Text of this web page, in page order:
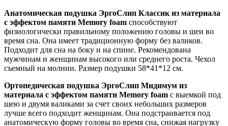
Анатомическая подушка ЭргоСлип Классик из материала
с эффектом памяти Memory foam способствуют
физиологически правильному положению головы и шеи во
время сна. Она имеет традиционную форму без валиков.
Подходит для сна на боку и на спине. Рекомендована
мужчинам и женщинам высокого или среднего роста. Чехол
съемный на молнии. Размер подушки 58*41*12 см.
Ортопедическая подушка ЭргоСлип Мидимум из
материала с эффектом памяти Memory foam с выемкой под
шею и двумя валиками за счет своих небольших размеров
лучше всего подходит женщинам. Она подстраивается под
анатомическую форму головы во время сна, снижая нагрузку